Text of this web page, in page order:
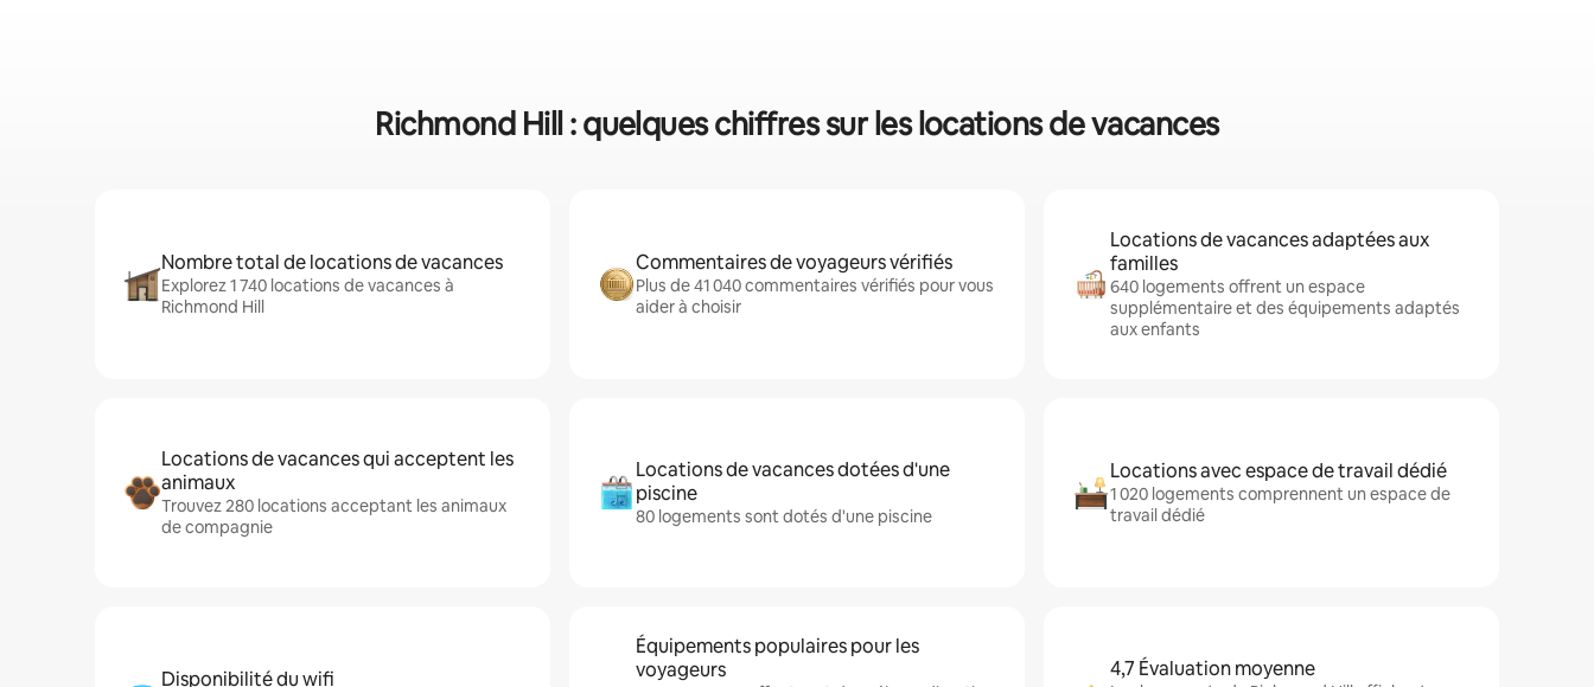
Richmond Hill : quelques chiffres sur les locations de vacances
Nombre total de locations de vacances
Explorez 1 740 locations de vacances à
Richmond Hill
Commentaires de voyageurs vérifiés
Plus de 41 040 commentaires vérifiés pour vous
aider à choisir
Locations de vacances adaptées aux
familles
640 logements offrent un espace
supplémentaire et des équipements adaptés
aux enfants
Locations de vacances qui acceptent les
animaux
Trouvez 280 locations acceptant les animaux
de compagnie
Locations de vacances dotées d'une
piscine
80 logements sont dotés d'une piscine
Locations avec espace de travail dédié
1 020 logements comprennent un espace de
travail dédié
Disponibilité du wifi
Équipements populaires pour les
voyageurs
4,7 Évaluation moyenne